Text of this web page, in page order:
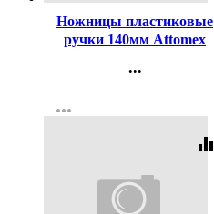
Ножницы пластиковые
ручки 140мм Attomex
...
Регистрация
more_horiz
equalizer